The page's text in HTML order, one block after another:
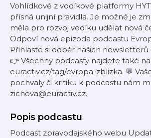
Vohlídkové z vodíkové platformy
přísná unijní pravidla. Je možné je
měla pro rozvoj vodíku udělat nová
Odpoví nová epizoda podcastu
Přihlaste si odběr našich newsletterů
👉 Všechny podcasty najdete také na
euractiv.cz/tag/evropa-zblizka. 💬
pochvaly či kritiku k podcastu nám
zichova@euractiv.cz.
Popis podcastu
Podcast zpravodajského webu